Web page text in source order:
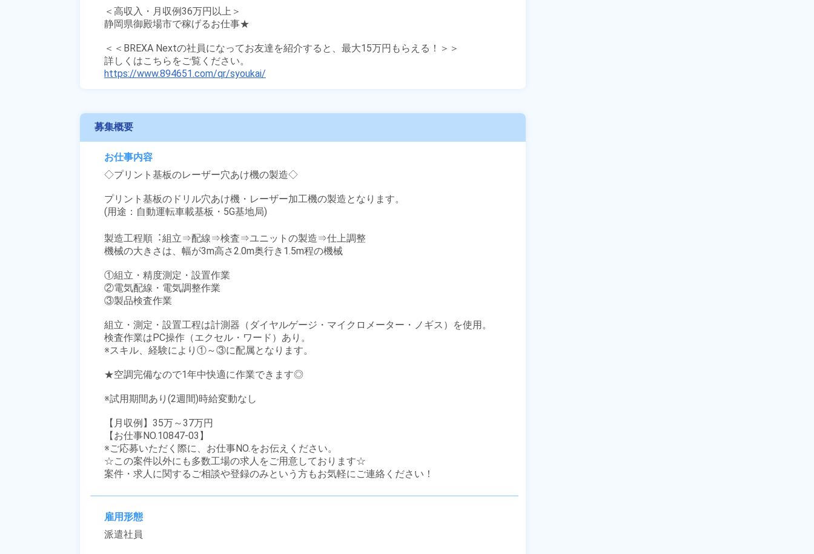
＜高収入・月収例36万円以上＞
静岡県御殿場市で稼げるお仕事★
＜＜BREXA Nextの社員になってお友達を紹介すると、最大15万円もらえる！＞＞
https://www.894651.com/qr/syoukai/
募集概要
お仕事内容
◇プリント基板のレーザー穴あけ機の製造◇
プリント基板のドリル穴あけ機・レーザー加工機の製造となります。
(用途：自動運転車載基板・5G基地局)
製造⼯程順︓組⽴⇒配線⇒検査⇒ユニットの製造⇒仕上調整
機械の大きさは、幅が3m高さ2.0m奥行き1.5m程の機械
①組立・精度測定・設置作業
②電気配線・電気調整作業
③製品検査作業
組立・測定・設置⼯程は計測器（ダイヤルゲージ・マイクロメーター・ノギス）を使用。
検査作業はPC操作（エクセル・ワード）あり。
※スキル、経験により①～③に配属となります。
★空調完備なので1年中快適に作業できます◎
※試用期間あり(2週間)時給変動なし
【月収例】35万～37万円
【お仕事NO.10847-03】
※ご応募いただく際に、お仕事NO.をお伝えください。
☆この案件以外にも多数工場の求人をご用意しております☆
案件・求人に関するご相談や登録のみという方もお気軽にご連絡ください！
雇用形態
派遣社員